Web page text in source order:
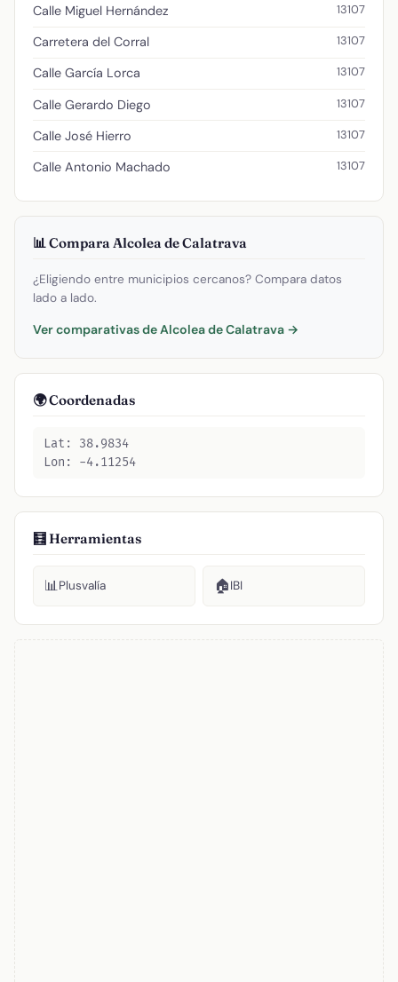
Calle Miguel Hernández 13107
Carretera del Corral 13107
Calle García Lorca 13107
Calle Gerardo Diego 13107
Calle José Hierro 13107
Calle Antonio Machado 13107
📊 Compara Alcolea de Calatrava
¿Eligiendo entre municipios cercanos? Compara datos
lado a lado.
Ver comparativas de Alcolea de Calatrava →
🌍 Coordenadas
Lat: 38.9834
Lon: -4.11254
🧮 Herramientas
📊Plusvalía 🏠IBI